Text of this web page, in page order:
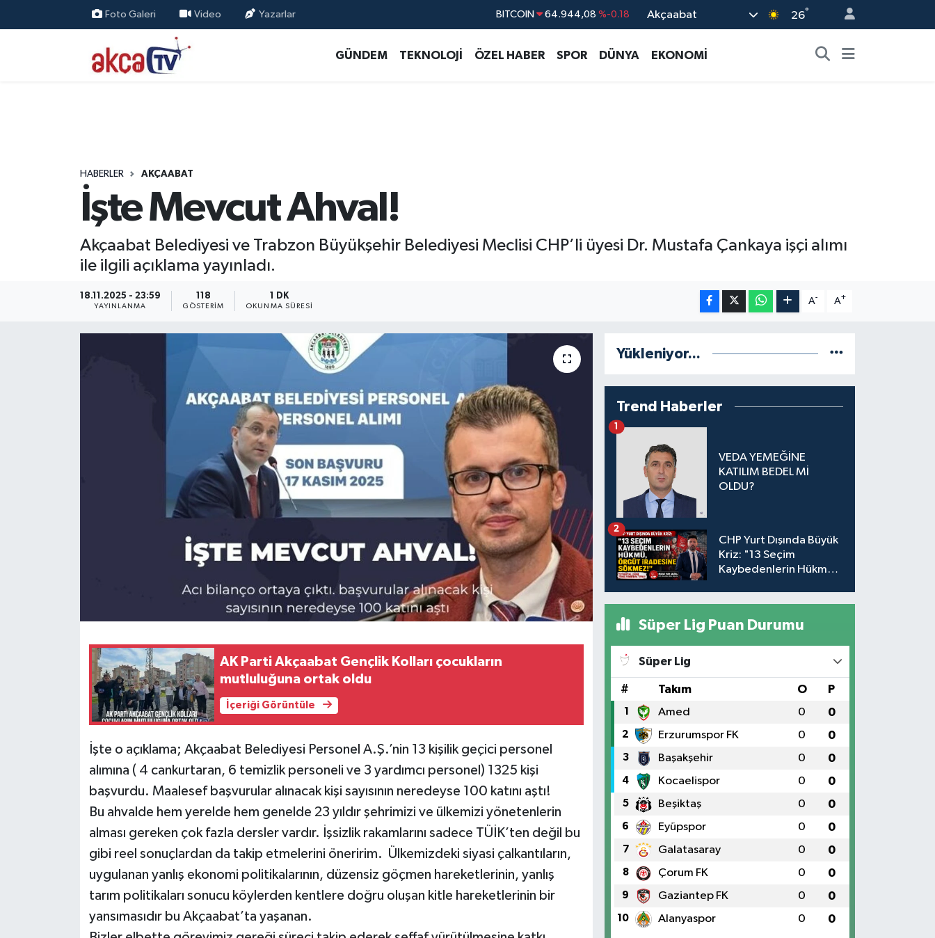
Foto Galeri Video Yazarlar BITCOIN 64.944,08 %-0.18 Akçaabat 26°
GÜNDEM TEKNOLOJİ ÖZEL HABER SPOR DÜNYA EKONOMİ
HABERLER AKÇAABAT
İşte Mevcut Ahval!
Akçaabat Belediyesi ve Trabzon Büyükşehir Belediyesi Meclisi CHP’li üyesi Dr. Mustafa Çankaya işçi alımı
ile ilgili açıklama yayınladı.
18.11.2025 - 23:59
YAYINLANMA
118
GÖSTERIM
1 DK
OKUNMA SÜRESI
A- A+
AK Parti Akçaabat Gençlik Kolları çocukların
mutluluğuna ortak oldu
İçeriği Görüntüle
İşte o açıklama; Akçaabat Belediyesi Personel A.Ş.’nin 13 kişilik geçici personel
alımına ( 4 cankurtaran, 6 temizlik personeli ve 3 yardımcı personel) 1325 kişi
başvurdu. Maalesef başvurular alınacak kişi sayısının neredeyse 100 katını aştı!
Bu ahvalde hem yerelde hem genelde 23 yıldır şehrimizi ve ülkemizi yönetenlerin
alması gereken çok fazla dersler vardır. İşsizlik rakamlarını sadece TÜİK’ten değil bu
gibi reel sonuçlardan da takip etmelerini öneririm. Ülkemizdeki siyasi çalkantıların,
uygulanan yanlış ekonomi politikalarının, düzensiz göçmen hareketlerinin, yanlış
tarım politikaları sonucu köylerden kentlere doğru oluşan kitle hareketlerinin bir
yansımasıdır bu Akçaabat’ta yaşanan.
Yükleniyor...
Trend Haberler
VEDA YEMEĞİNE
KATILIM BEDEL Mİ
OLDU?
1
CHP Yurt Dışında Büyük
Kriz: "13 Seçim
Kaybedenlerin Hükmü,
2
Süper Lig Puan Durumu
Süper Lig
# Takım O P
1 Amed 0 0
2 Erzurumspor FK 0 0
3 Başakşehir 0 0
4 Kocaelispor 0 0
5 Beşiktaş 0 0
6 Eyüpspor 0 0
7 Galatasaray 0 0
8 Çorum FK 0 0
9 Gaziantep FK 0 0
10 Alanyaspor 0 0
Trabzon Nöbetçi Eczaneler
Süper Lig Puan Durumu ve Fikstür
Tüm Manşetler
Son Dakika Haberleri
Haber Arşivi